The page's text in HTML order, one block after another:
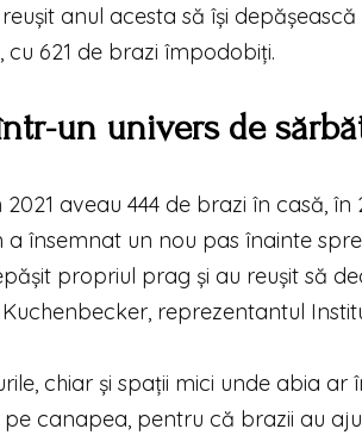
anul acesta să își
621 de brazi împodobiți.
un univers de
aveau 444 de brazi în casă,
a însemnat un nou pas înainte
propriul prag și au reușit să
reprezentantul
chiar și spații mici unde abia ar
canapea, pentru că brazii au